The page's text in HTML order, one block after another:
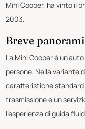
Mini Cooper, ha vinto il
2003.
Breve
La Mini Cooper è
persone. Nella variante
caratteristiche standard
trasmissione e un
l'esperienza di guida